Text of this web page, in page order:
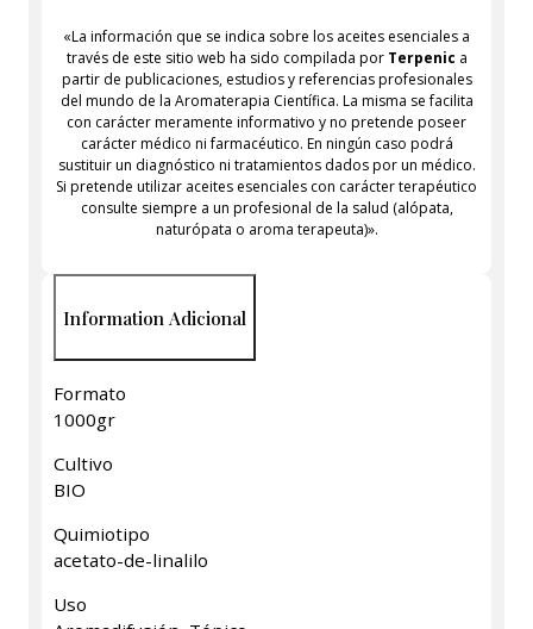
«La información que se indica sobre los aceites esenciales a
través de este sitio web ha sido compilada por Terpenic a
partir de publicaciones, estudios y referencias profesionales
del mundo de la Aromaterapia Científica. La misma se facilita
con carácter meramente informativo y no pretende poseer
carácter médico ni farmacéutico. En ningún caso podrá
sustituir un diagnóstico ni tratamientos dados por un médico.
Si pretende utilizar aceites esenciales con carácter terapéutico
consulte siempre a un profesional de la salud (alópata,
naturópata o aroma terapeuta)».
Information Adicional
Formato
1000gr
Cultivo
BIO
Quimiotipo
acetato-de-linalilo
Uso